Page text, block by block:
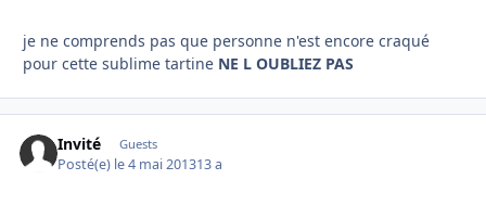
je ne comprends pas que personne n'est encore craqué
pour cette sublime tartine NE L OUBLIEZ PAS
Invité Guests
Posté(e) le 4 mai 201313 a